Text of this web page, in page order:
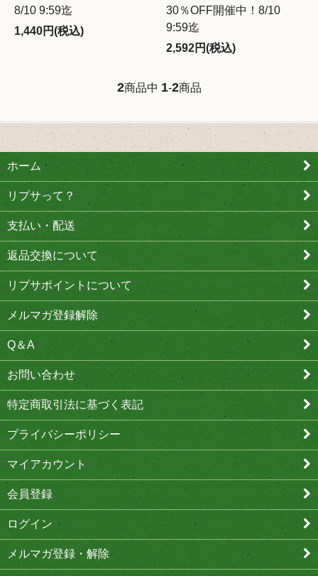
8/10 9:59迄
1,440円(税込)
30％OFF開催中！8/10
9:59迄
2,592円(税込)
2商品中 1-2商品
ホーム
リプサって？
支払い・配送
返品交換について
リプサポイントについて
メルマガ登録解除
Q＆A
お問い合わせ
特定商取引法に基づく表記
プライバシーポリシー
マイアカウント
会員登録
ログイン
メルマガ登録・解除